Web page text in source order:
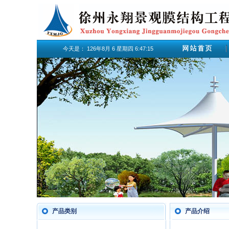
今天是： 126年8月 6 星期四 6:47:15
产品类别